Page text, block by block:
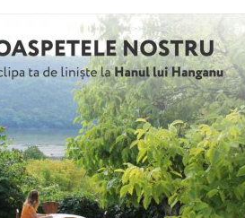
/ Acum 46 minute
FOTO // Președinta Maia
întâlnit cu participanții
DOR: „Legătura lor cu țara
rămâne puternică”